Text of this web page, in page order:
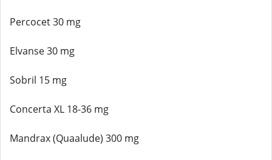
Percocet 30 mg
Elvanse 30 mg
Sobril 15 mg
Concerta XL 18-36 mg
Mandrax (Quaalude) 300 mg